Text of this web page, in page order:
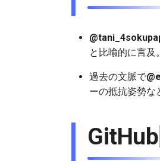
と比喩的に言及。
過去の文脈で
ーの抵抗姿勢な